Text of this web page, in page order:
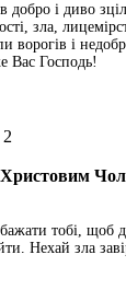
і диво
зла,
ворогів і
Вас Господь!
2
тобі, щоб
Нехай зла